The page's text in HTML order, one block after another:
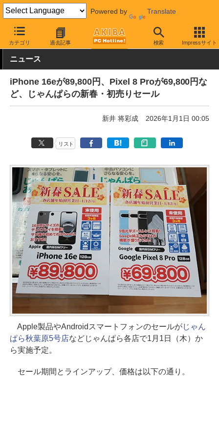
Powered by Translate
カテゴリ 過去記事 検索 Impressサイト
AKIBA PC Hotline! 秋葉原情報 価格情報 特価情報
ニュース
iPhone 16eが89,800円、Pixel 8 Proが69,800円な
ど、じゃんぱらの新春・初売りセール
新井 将彩成 2026年1月1日 00:05
リスト
Apple製品やAndroidスマートフォンのセールがじゃん
ぱら秋葉原5号店などじゃんぱら各店で1月1日（木）か
ら実施予定。
セール期間とラインアップ、価格は以下の通り。